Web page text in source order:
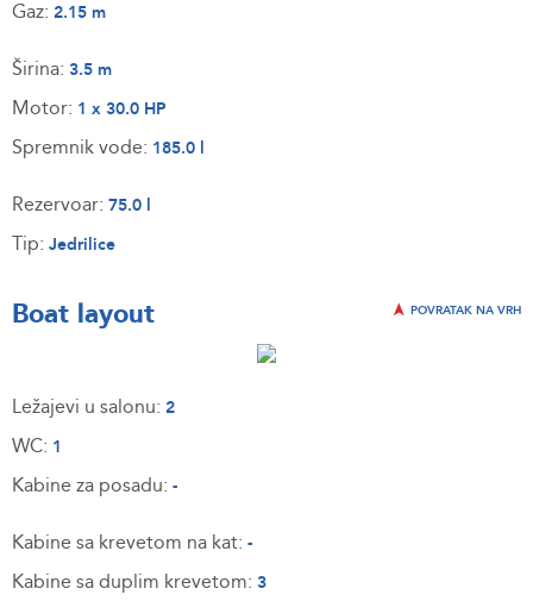
Gaz: 2.15 m
Širina: 3.5 m
Motor: 1 x 30.0 HP
Spremnik vode: 185.0 l
Rezervoar: 75.0 l
Tip: Jedrilice
Boat layout POVRATAK NA VRH
Ležajevi u salonu: 2
WC: 1
Kabine za posadu: -
Kabine sa krevetom na kat: -
Kabine sa duplim krevetom: 3